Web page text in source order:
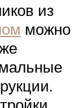
из
можно